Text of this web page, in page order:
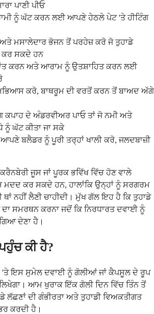
ਪਾਣੀ ਪੀਓ
ਨੂੰ ਘੱਟ ਕਰਨ ਲਈ ਆਪਣੇ ਹੇਠਲੇ ਪੇਟ 'ਤੇ ਹੀਟਿੰਗ
ਮਸਾਲੇਦਾਰ ਭੋਜਨ ਤੋਂ ਪਰਹੇਜ਼ ਕਰੋ ਜੋ ਤੁਹਾਡੇ
ਕਰ ਸਕਦੇ ਹਨ
ਕਰਨ ਅਤੇ ਆਰਾਮ ਨੂੰ ਉਤਸ਼ਾਹਿਤ ਕਰਨ ਲਈ
ਕਰੋ, ਬਾਥਰੂਮ ਦੀ ਵਰਤੋਂ ਕਰਨ ਤੋਂ ਬਾਅਦ ਅੱਗੇ
ਕਪਾਹ ਦੇ ਅੰਡਰਵੀਅਰ ਪਾਓ ਤਾਂ ਜੋ ਨਮੀ ਅਤੇ
ਨੂੰ ਘੱਟ ਕੀਤਾ ਜਾ ਸਕੇ
ਬਲੈਡਰ ਨੂੰ ਪੂਰੀ ਤਰ੍ਹਾਂ ਖਾਲੀ ਕਰੋ, ਜਲਦਬਾਜ਼ੀ
ਜੂਸ ਜਾਂ ਪੂਰਕ ਭਵਿੱਖ ਵਿੱਚ ਹੋਣ ਵਾਲੇ
ਮਦਦ ਕਰ ਸਕਦੇ ਹਨ, ਹਾਲਾਂਕਿ ਉਨ੍ਹਾਂ ਨੂੰ ਸਰਗਰਮ
ਨਹੀਂ ਲੈਣੀ ਚਾਹੀਦੀ। ਮੁੱਖ ਗੱਲ ਇਹ ਹੈ ਕਿ ਤੁਹਾਡੇ
ਸਮਰਥਨ ਕਰਨਾ ਜਦੋਂ ਕਿ ਨਿਰਧਾਰਤ ਦਵਾਈ ਨੂੰ
ਦੇਣਾ ਹੈ।
ਕੀ ਹੈ?
'ਤੇ ਇਸ ਸੁਮੇਲ ਦਵਾਈ ਨੂੰ ਗੋਲੀਆਂ ਜਾਂ ਕੈਪਸੂਲ ਦੇ ਰੂਪ
ਆਮ ਖੁਰਾਕ ਇੱਕ ਗੋਲੀ ਦਿਨ ਵਿੱਚ ਤਿੰਨ ਤੋਂ
ਲੱਛਣਾਂ ਦੀ ਗੰਭੀਰਤਾ ਅਤੇ ਤੁਹਾਡੀ ਵਿਅਕਤੀਗਤ
ਕਰਦੀ ਹੈ।